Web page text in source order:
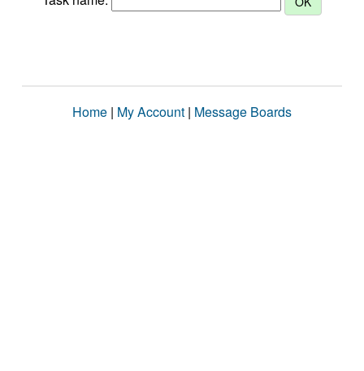
Home | My Account | Message Boards